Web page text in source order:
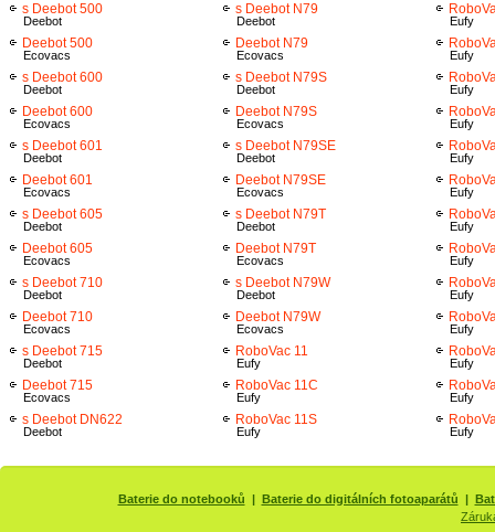
s Deebot 500
Deebot
Deebot 500
Ecovacs
s Deebot 600
Deebot
Deebot 600
Ecovacs
s Deebot 601
Deebot
Deebot 601
Ecovacs
s Deebot 605
Deebot
Deebot 605
Ecovacs
s Deebot 710
Deebot
Deebot 710
Ecovacs
s Deebot 715
Deebot
Deebot 715
Ecovacs
s Deebot DN622
Deebot
s Deebot N79
Deebot
Deebot N79
Ecovacs
s Deebot N79S
Deebot
Deebot N79S
Ecovacs
s Deebot N79SE
Deebot
Deebot N79SE
Ecovacs
s Deebot N79T
Deebot
Deebot N79T
Ecovacs
s Deebot N79W
Deebot
Deebot N79W
Ecovacs
RoboVac 11
Eufy
RoboVac 11C
Eufy
RoboVac 11S
Eufy
Eufy
Eufy
Eufy
Eufy
Eufy
Eufy
Eufy
Eufy
Eufy
Eufy
Eufy
Eufy
Eufy
Baterie do notebooků | Baterie do digitálních fotoaparátů |